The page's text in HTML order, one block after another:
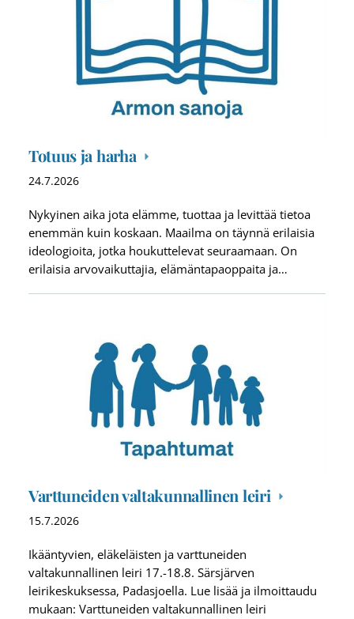
Totuus ja harha
24.7.2026
Nykyinen aika jota elämme, tuottaa ja levittää tietoa
enemmän kuin koskaan. Maailma on täynnä erilaisia
ideologioita, jotka houkuttelevat seuraamaan. On
erilaisia arvovaikuttajia, elämäntapaoppaita ja…
Varttuneiden valtakunnallinen leiri
15.7.2026
Ikääntyvien, eläkeläisten ja varttuneiden
valtakunnallinen leiri 17.-18.8. Särsjärven
leirikeskuksessa, Padasjoella. Lue lisää ja ilmoittaudu
mukaan: Varttuneiden valtakunnallinen leiri